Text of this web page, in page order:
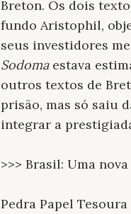
Breton. Os dois
fundo Aristophil,
seus investidores
Sodomaestava
outros textos de
prisão, mas só saiu
integrar a
>>> Brasil: Uma
Pedra Papel